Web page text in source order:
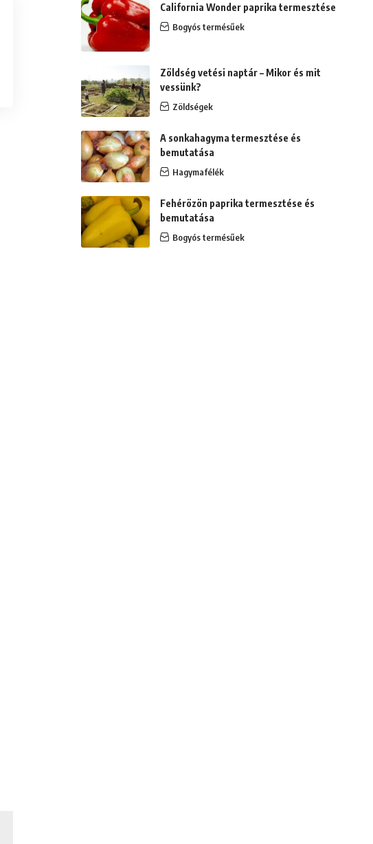
California Wonder paprika termesztése
Bogyós termésűek
Zöldség vetési naptár – Mikor és mit
vessünk?
Zöldségek
A sonkahagyma termesztése és
bemutatása
Hagymafélék
Fehérözön paprika termesztése és
bemutatása
Bogyós termésűek